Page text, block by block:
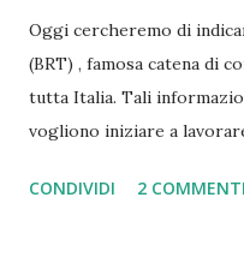
Oggi cercheremo di
(BRT) , famosa catena di
tutta Italia. Tali
vogliono iniziare a
tutte le opinioni, i
CONDIVIDI 2 COMMENTI